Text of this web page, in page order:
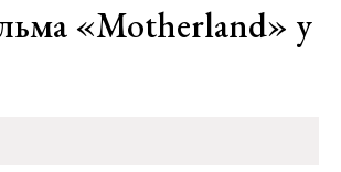
«Motherland» у